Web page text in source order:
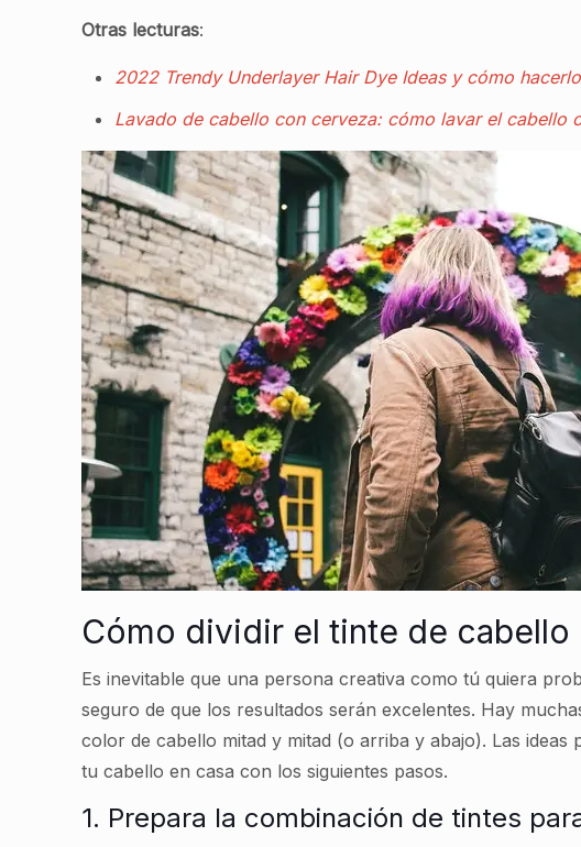
Otras lecturas:
2022 Trendy Underlayer Hair Dye Ideas y cómo
Lavado de cabello con cerveza: cómo lavar el cabello
Cómo dividir el tinte de
Es inevitable que una persona creativa como tú quiera
seguro de que los resultados serán excelentes. Hay
color de cabello mitad y mitad (o arriba y abajo). Las
tu cabello en casa con los siguientes pasos.
1. Prepara la combinación de tintes